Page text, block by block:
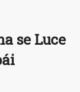
se Luce